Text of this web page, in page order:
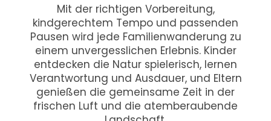
Mit der richtigen Vorbereitung,
kindgerechtem Tempo und passenden
Pausen wird jede Familienwanderung zu
einem unvergesslichen Erlebnis. Kinder
entdecken die Natur spielerisch, lernen
Verantwortung und Ausdauer, und Eltern
genießen die gemeinsame Zeit in der
frischen Luft und die atemberaubende